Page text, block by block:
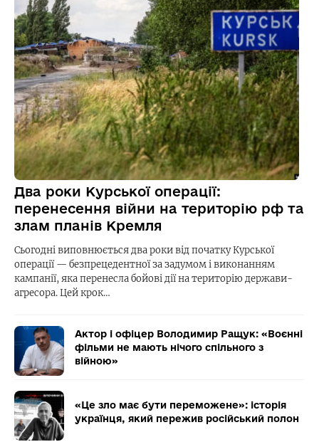
Два роки Курської операції:
перенесення війни на територію рф та
злам планів Кремля
Сьогодні виповнюється два роки від початку Курської
операції — безпрецедентної за задумом і виконанням
кампанії, яка перенесла бойові дії на територію держави-
агресора. Цей крок…
Актор і офіцер Володимир Ращук: «Воєнні
фільми не мають нічого спільного з
війною»
«Це зло має бути переможене»: історія
українця, який пережив російський полон